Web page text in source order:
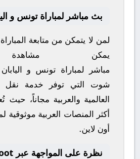
بث مباشر لمباراة تونس و
لمن لا يتمكن من متابعة
يمكن
مباشر
لمباراة تونس و اليابان
شوت التي توفر خدمة نقل
العالمية والعربية مجاناً، حيث
أكثر المنصات العربية موثوقية
أون لاين.
نظرة على المواجهة عبر yallashoot